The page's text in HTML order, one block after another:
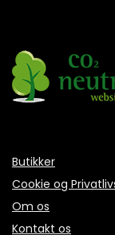
Butikker
Cookie og
Om os
Kontakt os